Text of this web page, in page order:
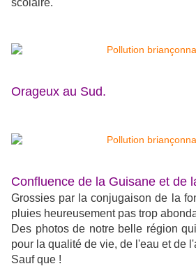
scolaire.
Orageux au Sud.
Confluence de la Guisane et de
Grossies par la conjugaison de la
pluies heureusement pas trop
Des photos de notre belle région
pour la qualité de vie, de l'eau et de
Sauf que !